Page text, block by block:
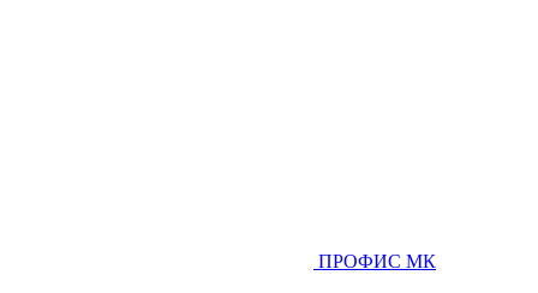
ПРОФИС МК